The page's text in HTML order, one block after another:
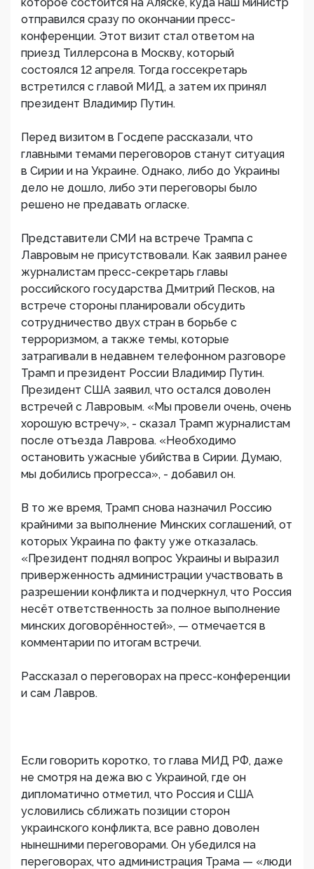
отправился сразу по окончании пресс-
конференции. Этот визит стал ответом на
приезд Тиллерсона в Москву, который
состоялся 12 апреля. Тогда госсекретарь
встретился с главой МИД, а затем их принял
президент Владимир Путин.
Перед визитом в Госдепе рассказали, что
главными темами переговоров станут ситуация
в Сирии и на Украине. Однако, либо до Украины
дело не дошло, либо эти переговоры было
решено не предавать огласке.
Представители СМИ на встрече Трампа с
Лавровым не присутствовали. Как заявил ранее
журналистам пресс-секретарь главы
российского государства Дмитрий Песков, на
встрече стороны планировали обсудить
сотрудничество двух стран в борьбе с
терроризмом, а также темы, которые
затрагивали в недавнем телефонном разговоре
Трамп и президент России Владимир Путин.
Президент США заявил, что остался доволен
встречей с Лавровым. «Мы провели очень, очень
хорошую встречу», - сказал Трамп журналистам
после отъезда Лаврова. «Необходимо
остановить ужасные убийства в Сирии. Думаю,
мы добились прогресса», - добавил он.
В то же время, Трамп снова назначил Россию
крайними за выполнение Минских соглашений, от
которых Украина по факту уже отказалась.
«Президент поднял вопрос Украины и выразил
приверженность администрации участвовать в
разрешении конфликта и подчеркнул, что Россия
несёт ответственность за полное выполнение
минских договорённостей», — отмечается в
комментарии по итогам встречи.
Рассказал о переговорах на пресс-конференции
и сам Лавров.
Если говорить коротко, то глава МИД РФ, даже
не смотря на дежа вю с Украиной, где он
дипломатично отметил, что Россия и США
условились сближать позиции сторон
украинского конфликта, все равно доволен
нынешними переговорами. Он убедился на
переговорах, что администрация Трама — «люди